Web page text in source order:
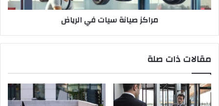
ل
-
ع
ر
ن
ت
ا
ل
مراكز صيانة سيات في الرياض
مقالات ذات صلة